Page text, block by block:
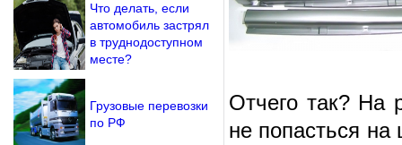
Отчего так? На
не попасться на
Что делать, если
автомобиль застрял
в труднодоступном
месте?
Грузовые перевозки
по РФ